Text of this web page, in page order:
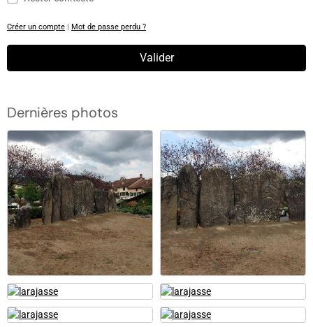
Créer un compte | Mot de passe perdu ?
Valider
Dernières photos